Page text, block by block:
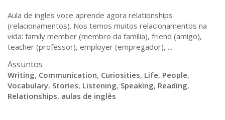
Aula de ingles voce aprende agora relationships
(relacionamentos). Nos temos muitos relacionamentos na
vida: family member (membro da familia), friend (amigo),
teacher (professor), employer (empregador), ...
Assuntos
Writing, Communication, Curiosities, Life, People,
Vocabulary, Stories, Listening, Speaking, Reading,
Relationships, aulas de inglês